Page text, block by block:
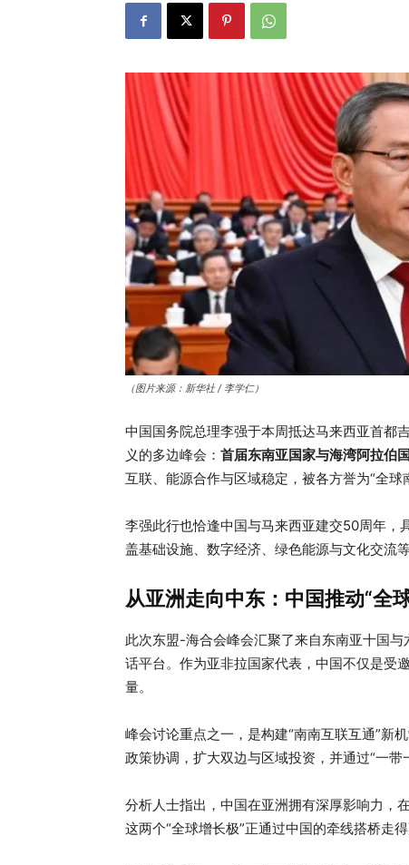
（图片来源：新华社 / 李学仁）
中国国务院总理李强于本周抵达马来西亚首都
义的多边峰会： 首届东南亚国家与海湾阿拉伯
互联、能源合作与区域稳定，被各方誉为“全球
李强此行也恰逢中国与马来西亚建交50周年，
盖基础设施、数字经济、绿色能源与文化交流
从亚洲走向中东：中国推动“全
此次东盟-海合会峰会汇聚了来自东南亚十国
话平台。作为亚非拉国家代表，中国不仅是受
量。
峰会讨论重点之一，是构建“南南互联互通”新
政策协调，扩大双边与区域投资，并通过“一带
分析人士指出，中国在亚洲拥有深厚影响力，
这两个“全球增长极”正通过中国的牵线搭桥走